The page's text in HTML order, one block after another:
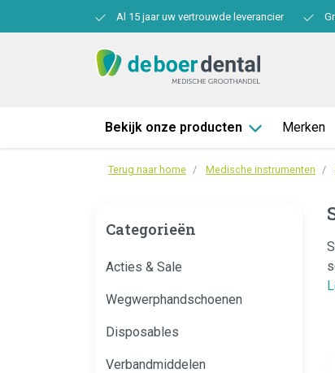
Al 15 jaar uw vertrouwde leverancier
Bekijk onze producten Merken
Terug naar home Medische instrumenten
Categorieën
Acties & Sale
Wegwerphandschoenen
Disposables
Verbandmiddelen